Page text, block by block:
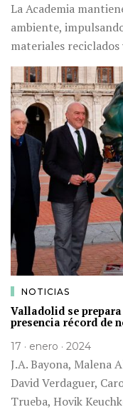
La Academia
ambiente,
materiales
NOTICIAS
Valladolid se
presencia récord de
17 · enero · 2024
J.A. Bayona, Malena
David Verdaguer,
Trueba, Hovik